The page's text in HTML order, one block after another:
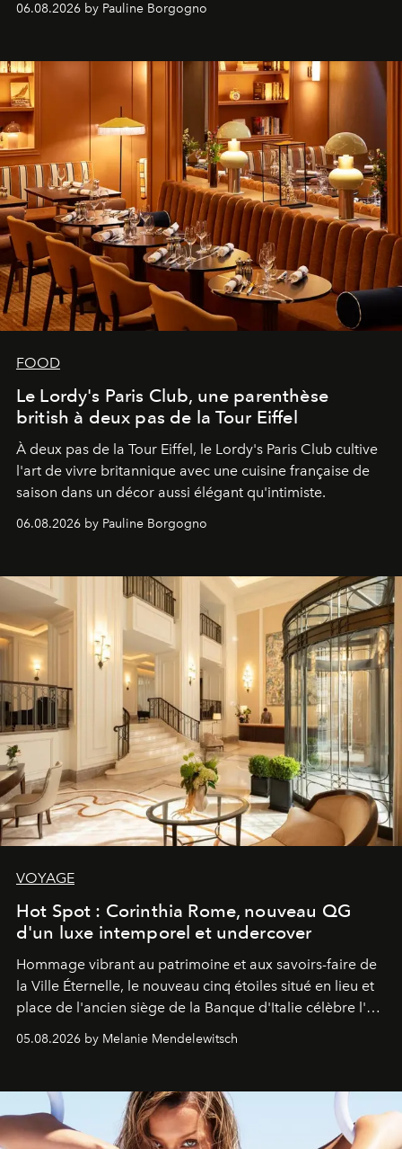
06.08.2026 by Pauline Borgogno
FOOD
Le Lordy's Paris Club, une parenthèse
british à deux pas de la Tour Eiffel
À deux pas de la Tour Eiffel, le Lordy's Paris Club cultive
l'art de vivre britannique avec une cuisine française de
saison dans un décor aussi élégant qu'intimiste.
06.08.2026 by Pauline Borgogno
VOYAGE
Hot Spot : Corinthia Rome, nouveau QG
d'un luxe intemporel et undercover
Hommage vibrant au patrimoine et aux savoirs-faire de
la Ville Éternelle, le nouveau cinq étoiles situé en lieu et
place de l'ancien siège de la Banque d'Italie célèbre l'art
de vivre Romain dans toute son élégance intemporelle.
05.08.2026 by Melanie Mendelewitsch